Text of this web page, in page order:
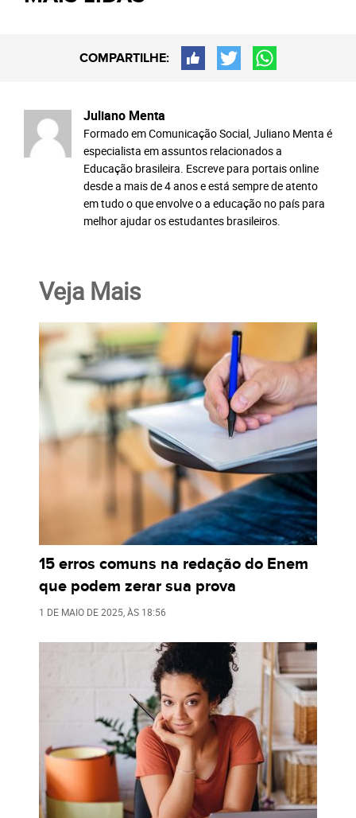
COMPARTILHE:
Juliano Menta
Formado em Comunicação Social, Juliano Menta é
especialista em assuntos relacionados a
Educação brasileira. Escreve para portais online
desde a mais de 4 anos e está sempre de atento
em tudo o que envolve o a educação no país para
melhor ajudar os estudantes brasileiros.
Veja Mais
15 erros comuns na redação do Enem
que podem zerar sua prova
1 DE MAIO DE 2025 , ÀS 18:56